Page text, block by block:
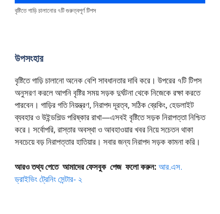
বৃষ্টিতে গাড়ি চালানোর ৭টি গুরুত্বপূর্ণ টিপস
উপসংহার
বৃষ্টিতে গাড়ি চালানো অনেক বেশি সাবধানতার দাবি করে। উপরের ৭টি টিপস
অনুসরণ করলে আপনি বৃষ্টির সময় সড়ক দুর্ঘটনা থেকে নিজেকে রক্ষা করতে
পারবেন। গাড়ির গতি নিয়ন্ত্রণ, নিরাপদ দূরত্ব, সঠিক ব্রেকিং, হেডলাইট
ব্যবহার ও উইন্ডশিল্ড পরিষ্কার রাখা—এসবই বৃষ্টিতে সড়ক নিরাপত্তা নিশ্চিত
করে। সর্বোপরি, রাস্তার অবস্থা ও আবহাওয়ার খবর নিয়ে সচেতন থাকা
সবচেয়ে বড় নিরাপত্তার হাতিয়ার। সবার জন্য নিরাপদ সড়ক কামনা করি।
আরও তথ্য পেতে আমাদের ফেসবুক পেজ ফলো করুন: আর.এস.
ড্রাইভিং ট্রেনিং সেন্টার- ২